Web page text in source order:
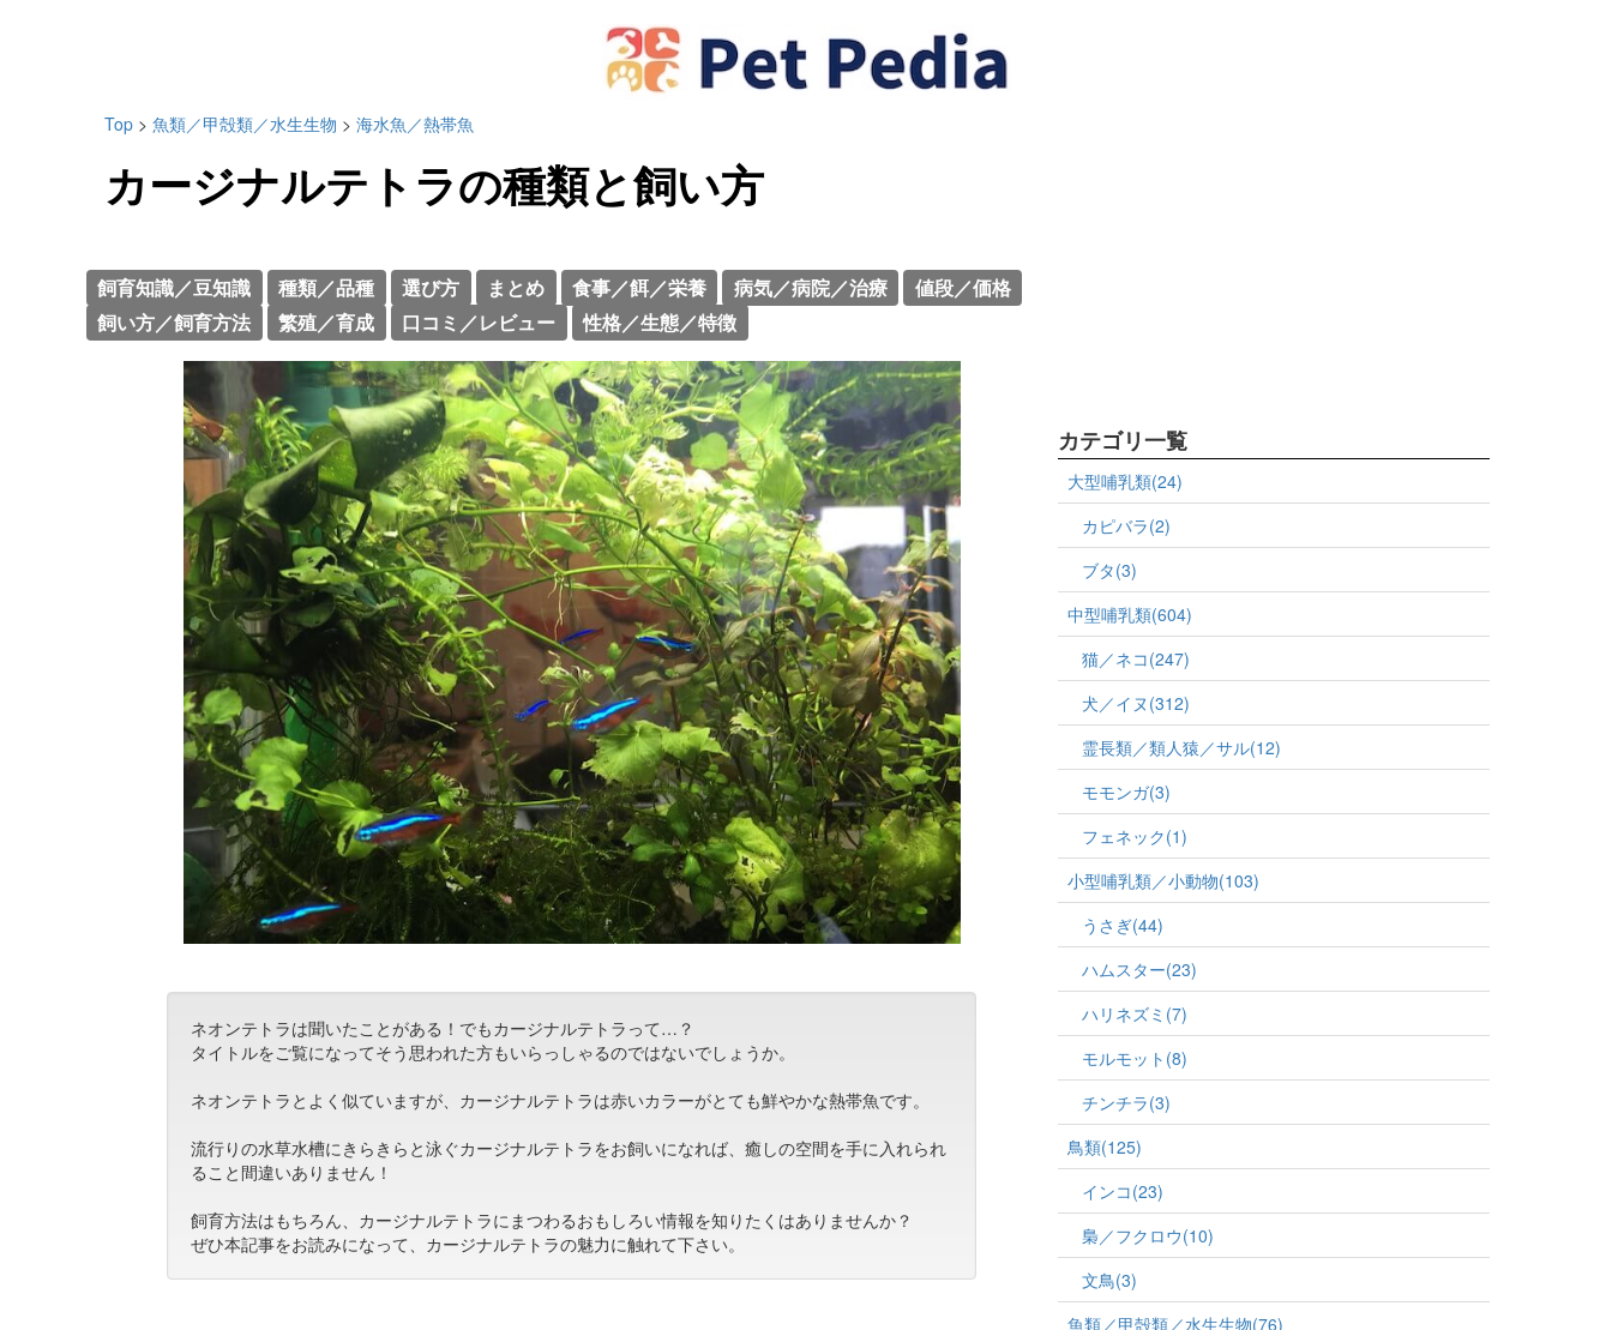
Top > 魚類／甲殻類／水生生物 > 海水魚／熱帯魚
カージナルテトラの種類と飼い方
飼育知識／豆知識 種類／品種 選び方 まとめ 食事／餌／栄養 病気／病院／治療
値段／価格
飼い方／飼育方法
繁殖／育成 口コミ／レビュー 性格／生態／特徴
ネオンテトラは聞いたことがある！でもカージナルテトラって…？
タイトルをご覧になってそう思われた方もいらっしゃるのではないでしょうか。
ネオンテトラとよく似ていますが、カージナルテトラは赤いカラーがとても鮮やかな熱帯魚です。
流行りの水草水槽にきらきらと泳ぐカージナルテトラをお飼いになれば、癒しの空間を手に入れられ
ること間違いありません！
飼育方法はもちろん、カージナルテトラにまつわるおもしろい情報を知りたくはありませんか？
ぜひ本記事をお読みになって、カージナルテトラの魅力に触れて下さい。
カテゴリ一覧
大型哺乳類(24)
カピバラ(2)
ブタ(3)
中型哺乳類(604)
猫／ネコ(247)
犬／イヌ(312)
霊長類／類人猿／サル(12)
モモンガ(3)
フェネック(1)
小型哺乳類／小動物(103)
うさぎ(44)
ハムスター(23)
ハリネズミ(7)
モルモット(8)
チンチラ(3)
鳥類(125)
インコ(23)
梟／フクロウ(10)
文鳥(3)
魚類／甲殻類／水生生物(76)